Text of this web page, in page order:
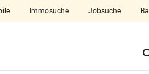
Immosuche Jobsuche